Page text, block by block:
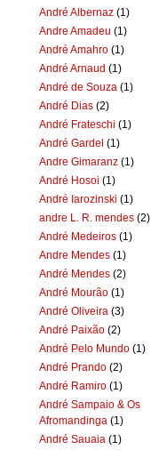
André Albernaz (1)
Andre Amadeu (1)
André Amahro (1)
André Arnaud (1)
André de Souza (1)
André Dias (2)
André Frateschi (1)
André Gardel (1)
Andre Gimaranz (1)
André Hosoi (1)
André Iarozinski (1)
andre L. R. mendes (2)
André Medeiros (1)
Andre Mendes (1)
André Mendes (2)
André Mourão (1)
André Oliveira (3)
André Paixão (2)
André Pelo Mundo (1)
André Prando (2)
André Ramiro (1)
André Sampaio & Os
Afromandinga (1)
André Sauaia (1)